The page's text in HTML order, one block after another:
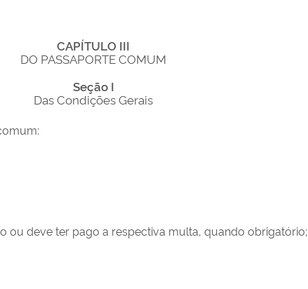
CAPÍTULO III
DO PASSAPORTE COMUM
Seção I
Das Condições Gerais
ou deve ter pago a respectiva multa, quando obrigatório;